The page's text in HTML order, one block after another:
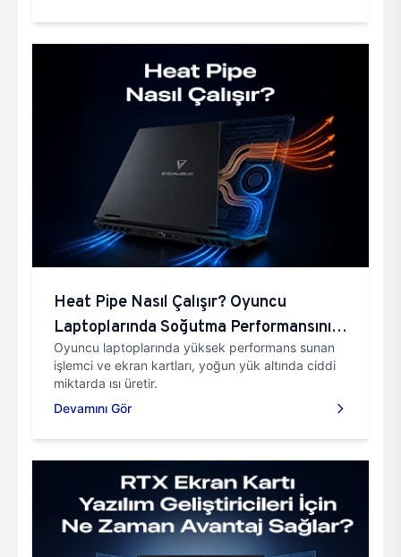
Heat Pipe Nasıl Çalışır? Oyuncu
Laptoplarında Soğutma Performansını
Belirleyen Teknoloji
Oyuncu laptoplarında yüksek performans sunan
işlemci ve ekran kartları, yoğun yük altında ciddi
miktarda ısı üretir.
Devamını Gör